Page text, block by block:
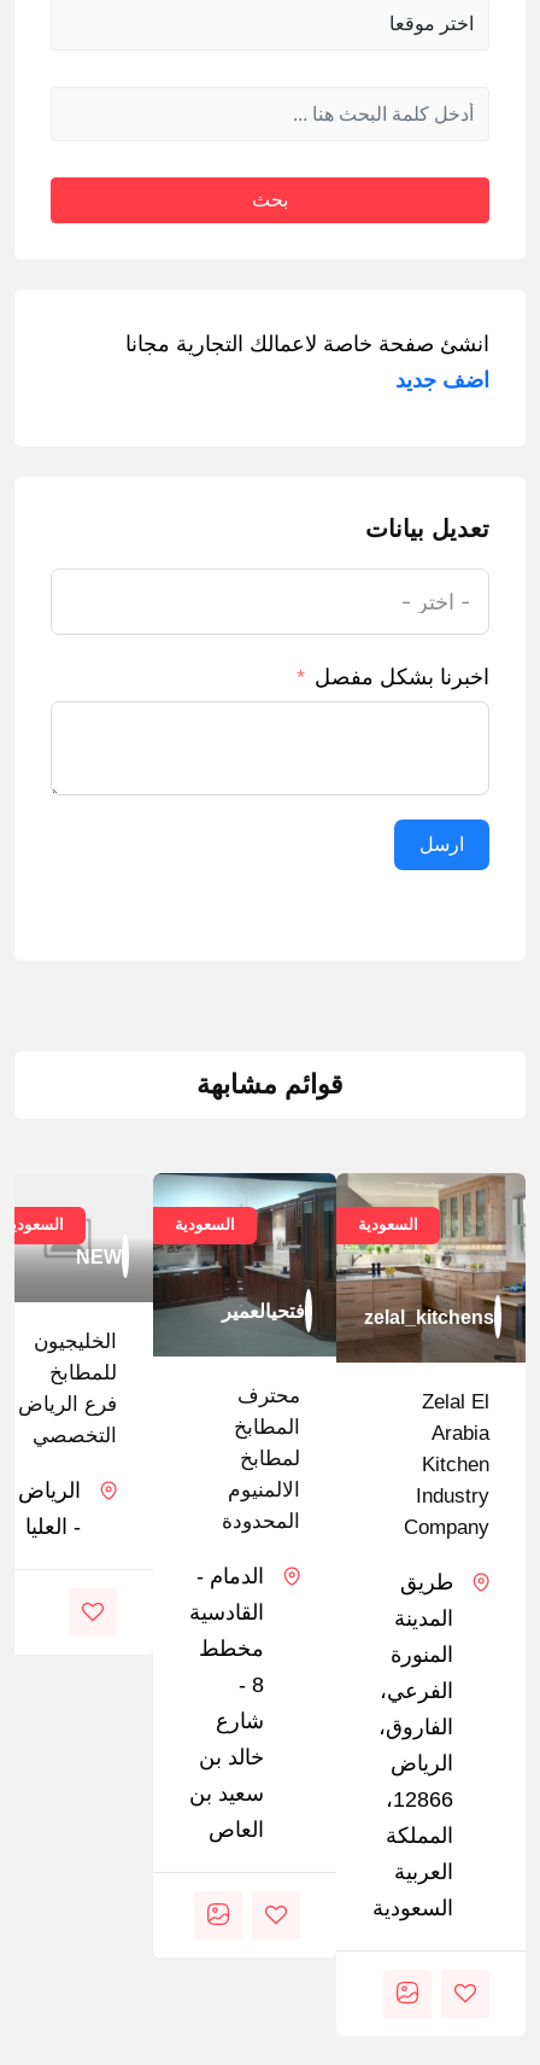
بحث
انشئ صفحة خاصة لاعمالك التجارية مجانا
اضف جديد
تعديل بيانات
اخبرنا بشكل مفصل
ارسل
قوائم مشابهة
السعودية
zelal_kitchens
Zelal El
Arabia
Kitchen
Industry
Company
طريق
المدينة
المنورة
الفرعي،
الفاروق،
الرياض
12866،
المملكة
العربية
السعودية
السعودية
فتحيالعمير
محترف
المطابخ
لمطابخ
الالمنيوم
المحدودة
الدمام -
القادسية
مخطط
8 -
شارع
خالد بن
سعيد بن
العاص
السعودية
NEW
الخليجيون
للمطابخ
فرع الرياض
التخصصي
الرياض
- العليا